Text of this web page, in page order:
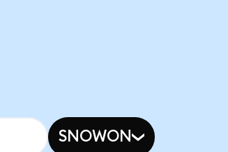
SNOWON